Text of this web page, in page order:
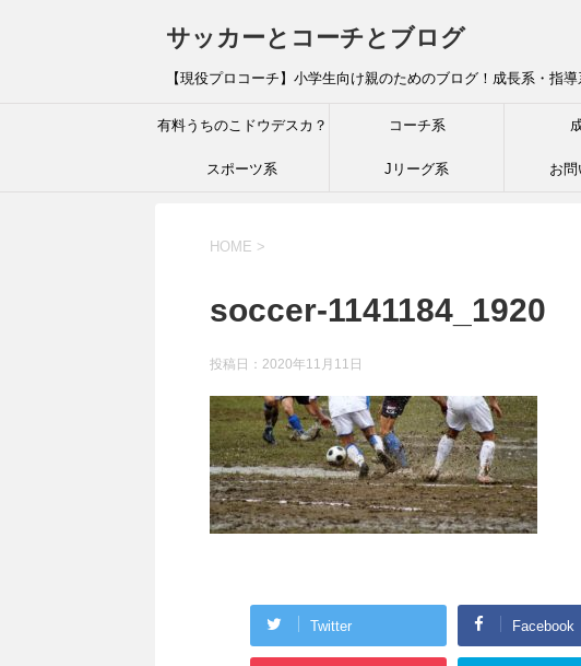
サッカーとコーチとブログ
【現役プロコーチ】小学生向け親のためのブログ！成長系・指
有料うちのこドウデスカ？ コーチ系
スポーツ系 Jリーグ系 お
HOME >
soccer-1141184_1920
投稿日： 2020年11月11日
Twitter Facebook